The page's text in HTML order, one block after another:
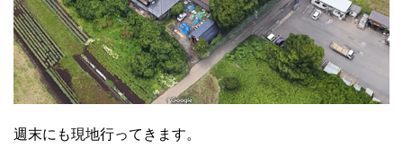
週末にも現地行ってきます。